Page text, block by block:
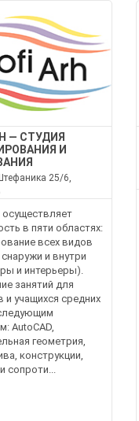
— СТУДИЯ
И
25/6,
в пяти областях:
всех видов
и внутри
и интерьеры).
занятий для
и учащихся средних
AutoCAD,
геометрия,
конструкции,
сопроти...